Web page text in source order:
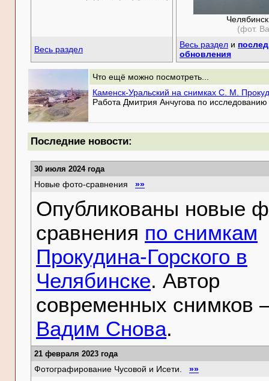
Челябинск
(фот.
Весь раздел Весь раздел и
обновления
Что ещё можно посмотреть...
Каменск-Уральский на снимках С. М.
Работа Дмитрия Анчугова по
Последние новости:
30 июля 2024 года
Новые фото-сравнения »»
Опубликованы новые
сравнения по снимкам
Прокудина-Горского в
Челябинске. Автор
современных снимков
Вадим Снова.
21 февраля 2023 года
Фотографирование Чусовой и Исети. »»